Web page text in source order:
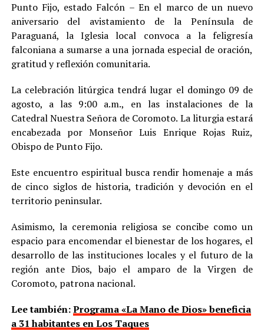
Punto Fijo, estado Falcón – En el marco de un nuevo
aniversario del avistamiento de la Península de
Paraguaná, la Iglesia local convoca a la feligresía
falconiana a sumarse a una jornada especial de oración,
gratitud y reflexión comunitaria.
La celebración litúrgica tendrá lugar el domingo 09 de
agosto, a las 9:00 a.m., en las instalaciones de la
Catedral Nuestra Señora de Coromoto. La liturgia estará
encabezada por Monseñor Luis Enrique Rojas Ruiz,
Obispo de Punto Fijo.
Este encuentro espiritual busca rendir homenaje a más
de cinco siglos de historia, tradición y devoción en el
territorio peninsular.
Asimismo, la ceremonia religiosa se concibe como un
espacio para encomendar el bienestar de los hogares, el
desarrollo de las instituciones locales y el futuro de la
región ante Dios, bajo el amparo de la Virgen de
Coromoto, patrona nacional.
Lee también:Programa «La Mano de Dios» beneficia
a 31 habitantes en Los Taques